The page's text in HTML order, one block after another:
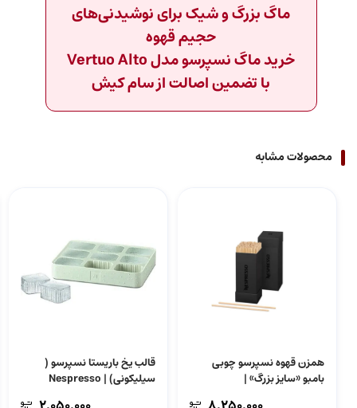
ماگ بزرگ و شیک برای نوشیدنی‌های
حجیم قهوه
خرید ماگ نسپرسو مدل Vertuo Alto
با تضمین اصالت از سام کیش
محصولات مشابه
همزن قهوه نسپرسو چوبی
بامبو «سایز بزرگ» |
قالب یخ باریستا نسپرسو (
سیلیکونی) | Nespresso